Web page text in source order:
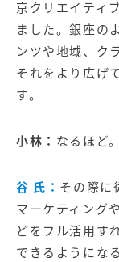
京クリエイティ
ました。銀座の
ンツや地域、ク
それをより広げ
す。
小林： なるほど。
谷 氏： その際に
マーケティング
どをフル活用す
できるようにな